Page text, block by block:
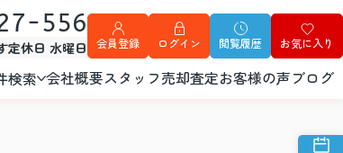
556
定休日 水曜日 会員登録 ログイン 閲覧履歴 お気に入り
検索 会社概要スタッフ売却査定お客様の声ブログ